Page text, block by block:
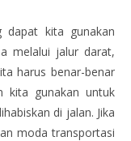
dapat kita gunakan
melalui jalur darat,
harus benar-benar
kita gunakan untuk
di jalan. Jika
moda transportasi